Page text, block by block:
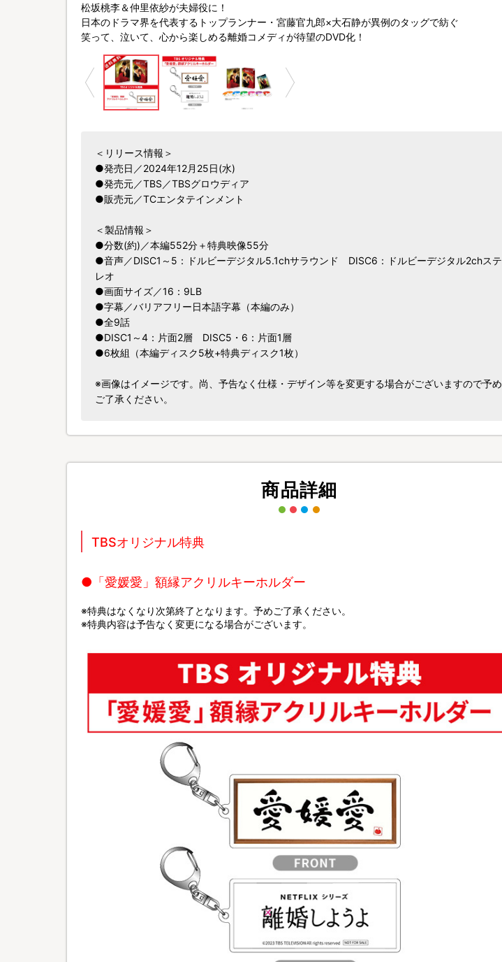
松坂桃李＆仲里依紗が夫婦役に！
日本のドラマ界を代表するトップランナー・宮藤官九郎×大石静が異例のタッグで紡ぐ
笑って、泣いて、心から楽しめる離婚コメディが待望のDVD化！
＜リリース情報＞
●発売日／2024年12月25日(水)
●発売元／TBS／TBSグロウディア
●販売元／TCエンタテインメント
＜製品情報＞
●分数(約)／本編552分＋特典映像55分
●音声／DISC1～5：ドルビーデジタル5.1chサラウンド DISC6：ドルビーデジタル2chステ
レオ
●画面サイズ／16：9LB
●字幕／バリアフリー日本語字幕（本編のみ）
●全9話
●DISC1～4：片面2層 DISC5・6：片面1層
●6枚組（本編ディスク5枚+特典ディスク1枚）
※画像はイメージです。尚、予告なく仕様・デザイン等を変更する場合がございますので予め
ご了承ください。
商品詳細
TBSオリジナル特典
●「愛媛愛」額縁アクリルキーホルダー
※特典はなくなり次第終了となります。予めご了承ください。
※特典内容は予告なく変更になる場合がございます。